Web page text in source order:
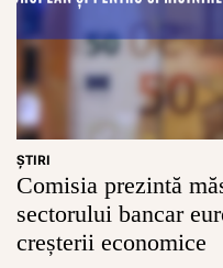
ŞTIRI
Comisia prezintă
sectorului bancar
creșterii economice